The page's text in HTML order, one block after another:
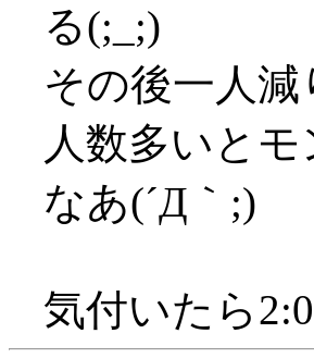
る(;_;)
その後一人
人数多いと
なあ(´Д｀;)
気付いたら